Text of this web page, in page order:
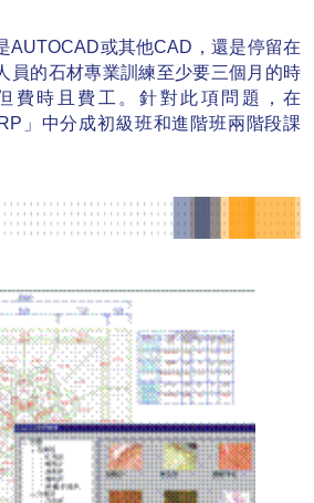
AUTOCAD或其他CAD，還是停留在
員的石材專業訓練至少要三個月的時
費時且費工。針對此項問題，在
」中分成初級班和進階班兩階段課